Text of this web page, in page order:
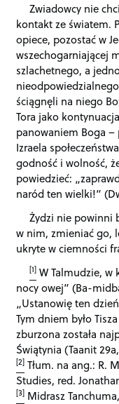
Zwiadowcy nie
kontakt ze światem.
opiece, pozostać w
wszechogarniającej
szlachetnego, a
ściągnęli na niego
Tora jako
panowaniem Boga
Izraela
godność i wolność,
powiedzieć:
naród ten wielki!”
Żydzi nie powinni
w nim, zmieniać go,
ukryte w ciemności
[1] W Talmudzie, w
nocy owej” (Ba-
„Ustanowię ten
Tym dniem było
zburzona została
Świątynia (Taanit
[2] Tłum. na ang.: R.
Studies, red.
[3] Midrasz